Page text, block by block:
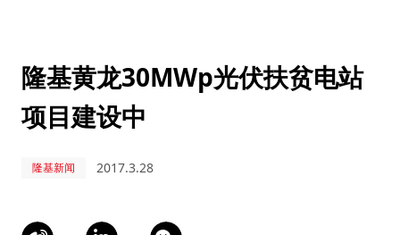
隆基黄龙30MWp光伏扶贫电站
项目建设中
隆基新闻 2017.3.28